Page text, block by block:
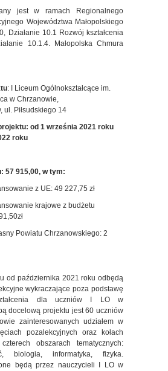
jest w ramach Regionalnego
Województwa Małopolskiego
Działanie 10.1 Rozwój kształcenia
10.1.4. Małopolska Chmura
: I Liceum Ogólnokształcące im.
w Chrzanowie,
ul. Piłsudskiego 14
od 1 września 2021 roku
roku
57 915,00, w tym:
z UE: 49 227,75 zł
krajowe z budżetu
Powiatu Chrzanowskiego: 2
od października 2021 roku odbędą
wykraczające poza podstawę
dla uczniów I LO w
docelową projektu jest 60 uczniów
zainteresowanych udziałem w
pozalekcyjnych oraz kołach
obszarach tematycznych:
biologia, informatyka, fizyka.
będą przez nauczycieli I LO w